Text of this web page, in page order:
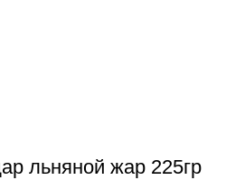
льняной жар 225гр